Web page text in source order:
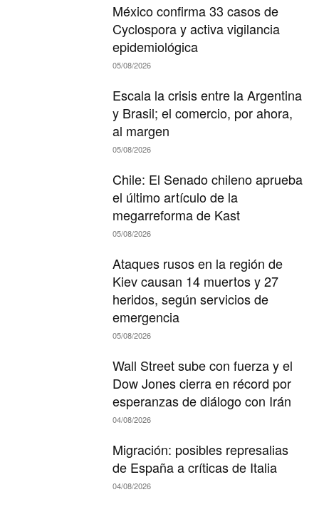
México confirma 33 casos de
Cyclospora y activa vigilancia
epidemiológica
05/08/2026
Escala la crisis entre la Argentina
y Brasil; el comercio, por ahora,
al margen
05/08/2026
Chile: El Senado chileno aprueba
el último artículo de la
megarreforma de Kast
05/08/2026
Ataques rusos en la región de
Kiev causan 14 muertos y 27
heridos, según servicios de
emergencia
05/08/2026
Wall Street sube con fuerza y el
Dow Jones cierra en récord por
esperanzas de diálogo con Irán
04/08/2026
Migración: posibles represalias
de España a críticas de Italia
04/08/2026